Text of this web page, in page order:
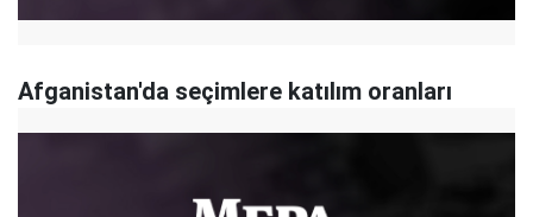
Afganistan'da seçimlere katılım oranları